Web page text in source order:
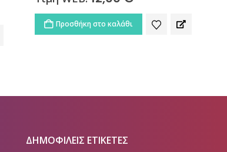
Τιμή WEB: 10,60€
Προσθήκη στο καλάθι
ΔΗΜΟΦΙΛΕΙΣ ΕΤΙΚΕΤΕΣ